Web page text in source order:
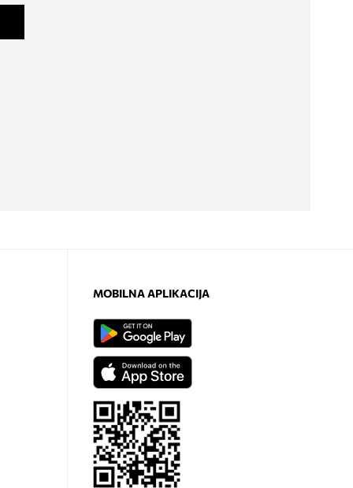
MOBILNA APLIKACIJA